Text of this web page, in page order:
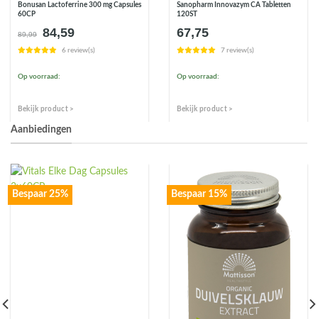
Bonusan Lactoferrine 300 mg Capsules
60CP
89,99
Oorspronkelijke
prijs
was:
84,59Huidige
prijs
is:
6 review(s)
Op voorraad:
Bekijk product >
Sanopharm Innovazym CA Tabletten
120ST
67,75
7 review(s)
Op voorraad:
Bekijk product >
Aanbiedingen
Bespaar 25% Bespaar 15%